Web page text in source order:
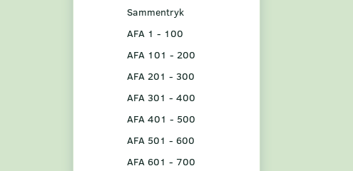
Sammentryk
AFA 1 - 100
AFA 101 - 200
AFA 201 - 300
AFA 301 - 400
AFA 401 - 500
AFA 501 - 600
AFA 601 - 700